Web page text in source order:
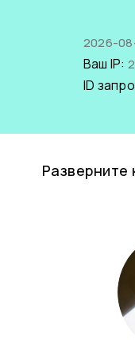
2026-
Ваш IP:
ID
Разверните